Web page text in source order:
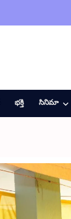
భక్తి సినిమా